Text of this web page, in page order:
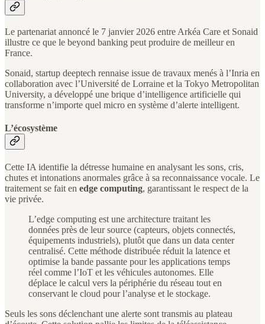
Le partenariat annoncé le 7 janvier 2026 entre Arkéa Care et Sonaid
illustre ce que le beyond banking peut produire de meilleur en
France.
Sonaid, startup deeptech rennaise issue de travaux menés à l’Inria en
collaboration avec l’Université de Lorraine et la Tokyo Metropolitan
University, a développé une brique d’intelligence artificielle qui
transforme n’importe quel micro en système d’alerte intelligent.
L’écosystème
Cette IA identifie la détresse humaine en analysant les sons, cris,
chutes et intonations anormales grâce à sa reconnaissance vocale. Le
traitement se fait en edge computing, garantissant le respect de la
vie privée.
L’edge computing est une architecture traitant les
données près de leur source (capteurs, objets connectés,
équipements industriels), plutôt que dans un data center
centralisé. Cette méthode distribuée réduit la latence et
optimise la bande passante pour les applications temps
réel comme l’IoT et les véhicules autonomes. Elle
déplace le calcul vers la périphérie du réseau tout en
conservant le cloud pour l’analyse et le stockage.
Seuls les sons déclenchant une alerte sont transmis au plateau